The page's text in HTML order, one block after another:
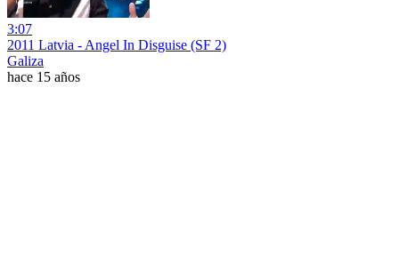
3:07
2011 Latvia - Angel In Disguise (SF 2)
Galiza
hace 15 años